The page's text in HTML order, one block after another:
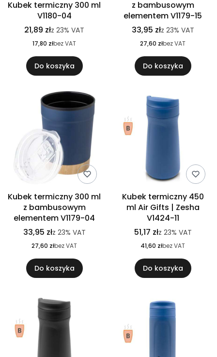
Kubek termiczny 300 ml
V1180-04
21,89 złz 23% VAT
17,80 złbez VAT
Do koszyka
z bambusowym
elementem V1179-15
33,95 złz 23% VAT
27,60 złbez VAT
Do koszyka
Kubek termiczny 300 ml
z bambusowym
elementem V1179-04
33,95 złz 23% VAT
27,60 złbez VAT
Do koszyka
Kubek termiczny 450
ml Air Gifts | Zesha
V1424-11
51,17 złz 23% VAT
41,60 złbez VAT
Do koszyka